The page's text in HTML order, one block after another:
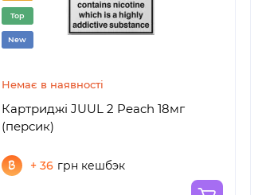
Top
New
Немає в наявності
Картриджі JUUL 2 Peach 18мг
(персик)
+ 36 грн кешбэк